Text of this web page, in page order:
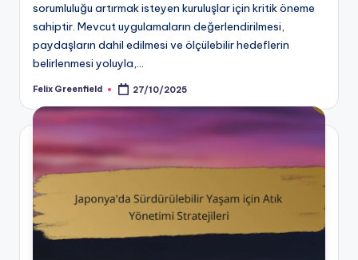
sorumluluğu artırmak isteyen kuruluşlar için kritik öneme
sahiptir. Mevcut uygulamaların değerlendirilmesi,
paydaşların dahil edilmesi ve ölçülebilir hedeflerin
belirlenmesi yoluyla,…
Posted
Felix Greenfield 27/10/2025